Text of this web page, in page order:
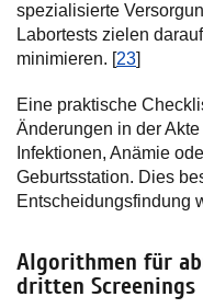
spezialisierte
Labortests zielen
minimieren. [23]
Eine praktische
Änderungen in der
Infektionen, Anämie
Geburtsstation. Dies
Entscheidungsfindung
Algorithmen für
dritten Screenings